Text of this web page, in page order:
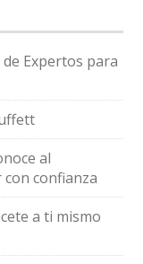
Expertos para
al
confianza
a ti mismo